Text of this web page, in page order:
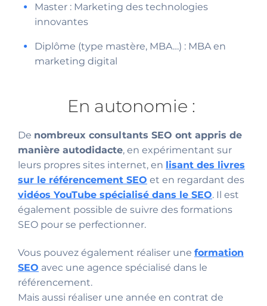
Master : Marketing des technologies
innovantes
Diplôme (type mastère, MBA…) : MBA en
marketing digital
En autonomie :
De nombreux consultants SEO ont appris de
manière autodidacte, en expérimentant sur
leurs propres sites internet, en lisant des livres
sur le référencement SEO et en regardant des
vidéos YouTube spécialisé dans le SEO. Il est
également possible de suivre des formations
SEO pour se perfectionner.
Vous pouvez également réaliser une formation
SEO avec une agence spécialisé dans le
référencement.
Mais aussi réaliser une année en contrat de